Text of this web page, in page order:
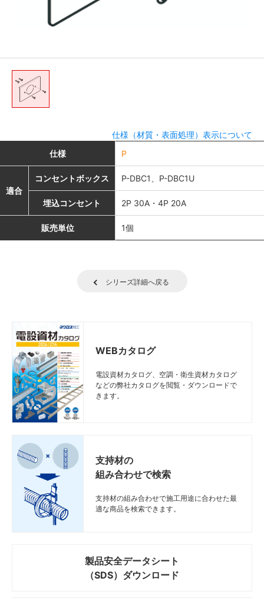
仕様（材質・表面処理）表示について
仕様
P
適合
コンセントボックス P-DBC1、P-DBC1U
埋込コンセント 2P 30A・4P 20A
販売単位 1個
シリーズ詳細へ戻る
WEBカタログ
電設資材カタログ、空調・衛生資材カタログ
などの弊社カタログを閲覧・ダウンロードで
きます。
支持材の
組み合わせで検索
支持材の組み合わせで施工用途に合わせた最
適な商品を検索できます。
製品安全データシート
（SDS）ダウンロード